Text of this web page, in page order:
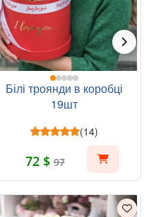
Білі троянди в коробці
19шт
(14)
72 $ 97